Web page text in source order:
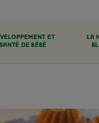
ET
SANTÉ DE BÉBÉ
LA